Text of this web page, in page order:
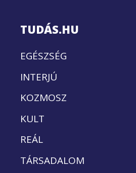
TUDÁS.HU
EGÉSZSÉG
INTERJÚ
KOZMOSZ
KULT
REÁL
TÁRSADALOM